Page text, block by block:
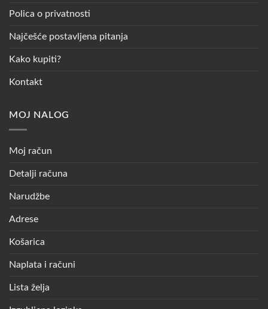
Polica o privatnosti
Najčešće postavljena pitanja
Kako kupiti?
Kontakt
MOJ NALOG
Moj račun
Detalji računa
Narudžbe
Adrese
Košarica
Naplata i računi
Lista želja